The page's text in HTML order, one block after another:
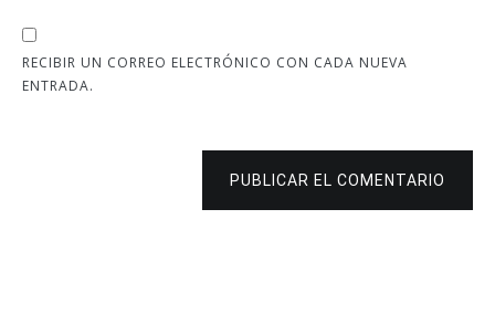
RECIBIR UN CORREO ELECTRÓNICO CON CADA NUEVA
ENTRADA.
PUBLICAR EL COMENTARIO